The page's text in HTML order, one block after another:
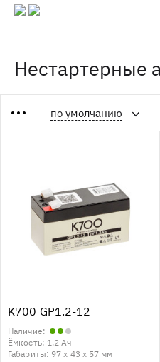
Нестартерные
по умолчанию
K700 GP1.2-12
Наличие:
Ёмкость: 1,2 Ач
Габариты: 97 x 43 x 57 мм